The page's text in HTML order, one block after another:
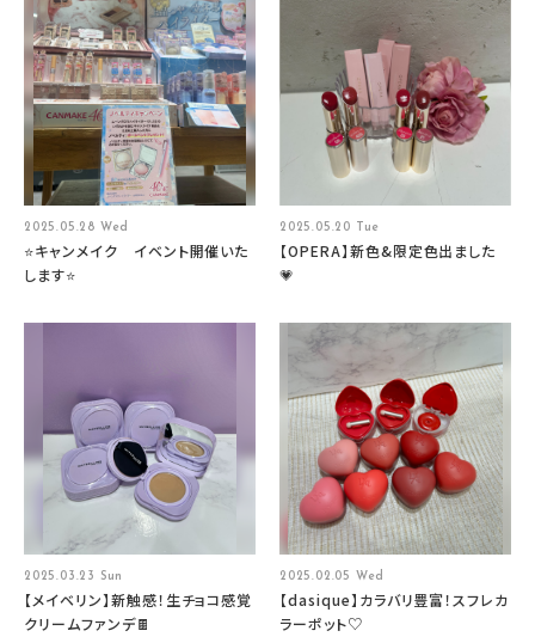
2025.05.28 Wed
⭐キャンメイク イベント開催いた
します⭐
2025.05.20 Tue
【OPERA】新色&限定色出ました
💗
2025.03.23 Sun
【メイベリン】新触感！生チョコ感覚
クリームファンデ🍫
2025.02.05 Wed
【dasique】カラバリ豊富！スフレカ
ラーポット♡